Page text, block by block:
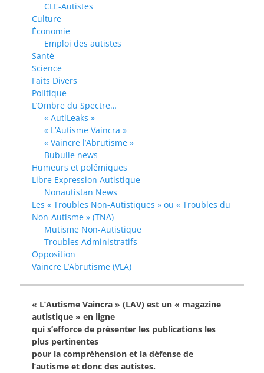
CLE-Autistes
Culture
Économie
Emploi des autistes
Santé
Science
Faits Divers
Politique
L’Ombre du Spectre…
« AutiLeaks »
« L’Autisme Vaincra »
« Vaincre l’Abrutisme »
Bubulle news
Humeurs et polémiques
Libre Expression Autistique
Nonautistan News
Les « Troubles Non-Autistiques » ou « Troubles du
Non-Autisme » (TNA)
Mutisme Non-Autistique
Troubles Administratifs
Opposition
Vaincre L’Abrutisme (VLA)
« L’Autisme Vaincra » (LAV) est un « magazine
autistique » en ligne
qui s’efforce de présenter les publications les
plus pertinentes
pour la compréhension et la défense de
l’autisme et donc des autistes.